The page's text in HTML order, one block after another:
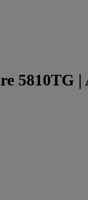
5810TG